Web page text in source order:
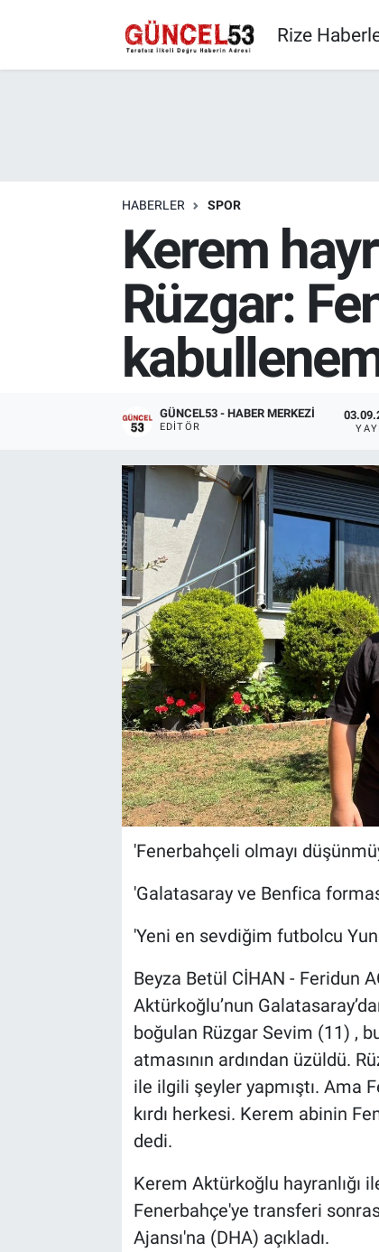
Rize
HABERLER SPOR
Kerem
Rüzgar:
GÜNCEL53 - HABER MERKEZI
EDITÖR
'Fenerbahçeli olmayı
'Galatasaray ve Benfica
'Yeni en sevdiğim futbolcu
Beyza Betül CİHAN - Feridun
Aktürkoğlu’nun
boğulan Rüzgar Sevim (11) ,
atmasının ardından üzüldü.
ile ilgili şeyler yapmıştı. Ama
kırdı herkesi. Kerem abinin
dedi.
Kerem Aktürkoğlu hayranlığı
Fenerbahçe'ye transferi
Ajansı'na (DHA) açıkladı.